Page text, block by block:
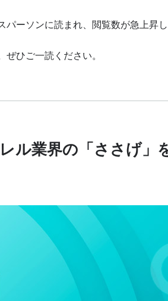
ーソンに読まれ、閲覧数が急上昇
ひご一読ください。
ル業界の「ささげ」